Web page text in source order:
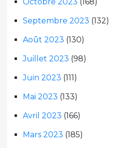
Septembre 2023 (132)
Août 2023 (130)
Juillet 2023 (98)
Juin 2023 (111)
Mai 2023 (133)
Avril 2023 (166)
Mars 2023 (185)